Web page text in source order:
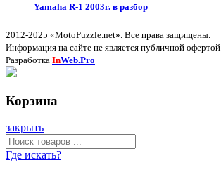
Yamaha R-1 2003г. в разбор
2012-2025 «MotoPuzzle.net». Все права защищены.
Информация на сайте не является публичной офертой.
Разработка InWeb.Pro
Корзина
закрыть
Где искать?